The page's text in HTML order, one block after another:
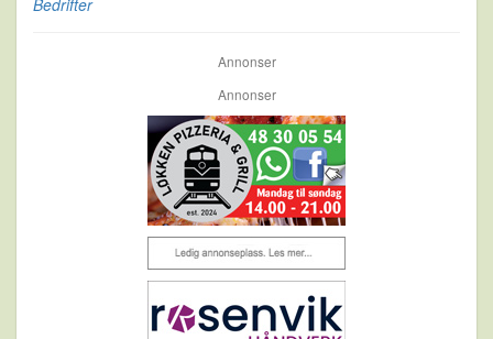
Annonser
Annonser